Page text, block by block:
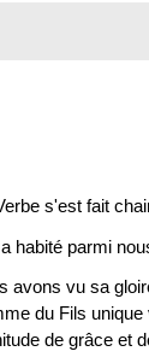
s'est fait
habité parmi
avons vu sa
du Fils unique
de grâce et